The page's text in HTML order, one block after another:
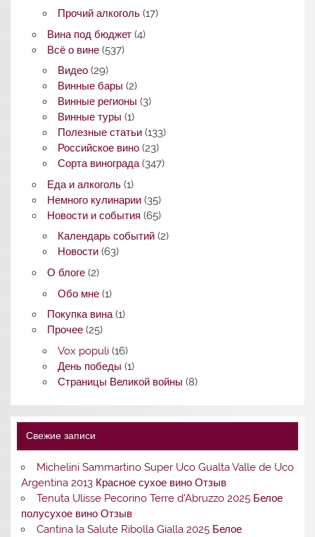
Прочий алкоголь(17)
Вина под бюджет(4)
Всё о вине(537)
Видео(29)
Винные бары (2)
Винные регионы (3)
Винные туры (1)
Полезные статьи(133)
Российское вино(23)
Сорта винограда(347)
Еда и алкоголь(1)
Немного кулинарии(35)
Новости и события (65)
Календарь событий(2)
Новости(63)
О блоге(2)
Обо мне(1)
Покупка вина(1)
Прочее(25)
Vox populi(16)
День победы (1)
Страницы Великой войны (8)
Свежие записи
Michelini Sammartino Super Uco Gualta Valle de Uco
Argentina 2013 Красное сухое вино Отзыв
Tenuta Ulisse Pecorino Terre d’Abruzzo 2025 Белое
полусухое вино Отзыв
Cantina la Salute Ribolla Gialla 2025 Белое